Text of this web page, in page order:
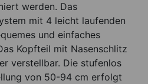
werden. Das
mit 4 leicht laufenden
und einfaches
Kopfteil mit Nasenschlitz
verstellbar. Die stufenlos
von 50-94 cm erfolgt